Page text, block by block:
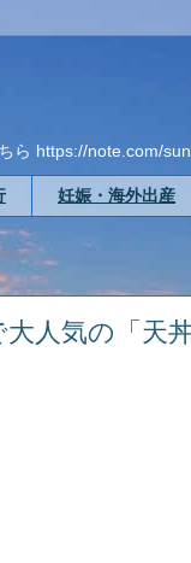
ら https://note.com/
妊娠・海外出産
人気の「天